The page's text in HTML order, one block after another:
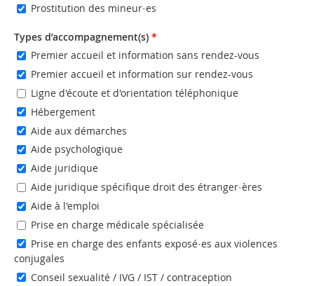
Prostitution des mineur·es
Types d’accompagnement(s) *
Premier accueil et information sans rendez-vous
Premier accueil et information sur rendez-vous
Ligne d'écoute et d'orientation téléphonique
Hébergement
Aide aux démarches
Aide psychologique
Aide juridique
Aide juridique spécifique droit des étranger·ères
Aide à l'emploi
Prise en charge médicale spécialisée
Prise en charge des enfants exposé·es aux violences
conjugales
Conseil sexualité / IVG / IST / contraception